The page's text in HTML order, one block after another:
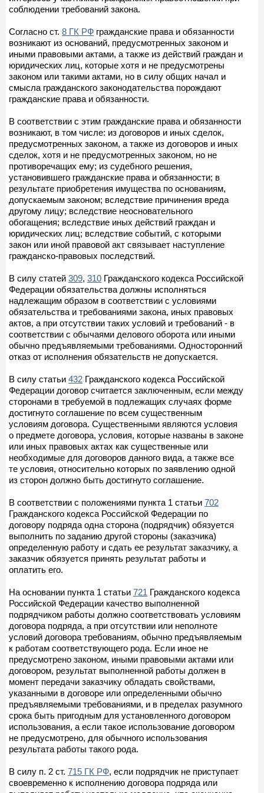
соблюдении требований закона.
Согласно ст. 8 ГК РФ гражданские права и обязанности
возникают из оснований, предусмотренных законом и
иными правовыми актами, а также из действий граждан и
юридических лиц, которые хотя и не предусмотрены
законом или такими актами, но в силу общих начал и
смысла гражданского законодательства порождают
гражданские права и обязанности.
В соответствии с этим гражданские права и обязанности
возникают, в том числе: из договоров и иных сделок,
предусмотренных законом, а также из договоров и иных
сделок, хотя и не предусмотренных законом, но не
противоречащих ему; из судебного решения,
установившего гражданские права и обязанности; в
результате приобретения имущества по основаниям,
допускаемым законом; вследствие причинения вреда
другому лицу; вследствие неосновательного
обогащения; вследствие иных действий граждан и
юридических лиц; вследствие событий, с которыми
закон или иной правовой акт связывает наступление
гражданско-правовых последствий.
В силу статей 309, 310 Гражданского кодекса Российской
Федерации обязательства должны исполняться
надлежащим образом в соответствии с условиями
обязательства и требованиями закона, иных правовых
актов, а при отсутствии таких условий и требований - в
соответствии с обычаями делового оборота или иными
обычно предъявляемыми требованиями. Односторонний
отказ от исполнения обязательств не допускается.
В силу статьи 432 Гражданского кодекса Российской
Федерации договор считается заключенным, если между
сторонами в требуемой в подлежащих случаях форме
достигнуто соглашение по всем существенным
условиям договора. Существенными являются условия
о предмете договора, условия, которые названы в законе
или иных правовых актах как существенные или
необходимые для договоров данного вида, а также все
те условия, относительно которых по заявлению одной
из сторон должно быть достигнуто соглашение.
В соответствии с положениями пункта 1 статьи 702
Гражданского кодекса Российской Федерации по
договору подряда одна сторона (подрядчик) обязуется
выполнить по заданию другой стороны (заказчика)
определенную работу и сдать ее результат заказчику, а
заказчик обязуется принять результат работы и
оплатить его.
На основании пункта 1 статьи 721 Гражданского кодекса
Российской Федерации качество выполненной
подрядчиком работы должно соответствовать условиям
договора подряда, а при отсутствии или неполноте
условий договора требованиям, обычно предъявляемым
к работам соответствующего рода. Если иное не
предусмотрено законом, иными правовыми актами или
договором, результат выполненной работы должен в
момент передачи заказчику обладать свойствами,
указанными в договоре или определенными обычно
предъявляемыми требованиями, и в пределах разумного
срока быть пригодным для установленного договором
использования, а если такое использование договором
не предусмотрено, для обычного использования
результата работы такого рода.
В силу п. 2 ст. 715 ГК РФ, если подрядчик не приступает
своевременно к исполнению договора подряда или